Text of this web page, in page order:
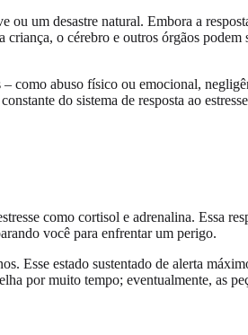
um desastre natural. Embora a
o cérebro e outros órgãos podem
como abuso físico ou emocional,
do sistema de resposta ao
como cortisol e adrenalina. Essa
você para enfrentar um perigo.
Esse estado sustentado de alerta
por muito tempo; eventualmente, as